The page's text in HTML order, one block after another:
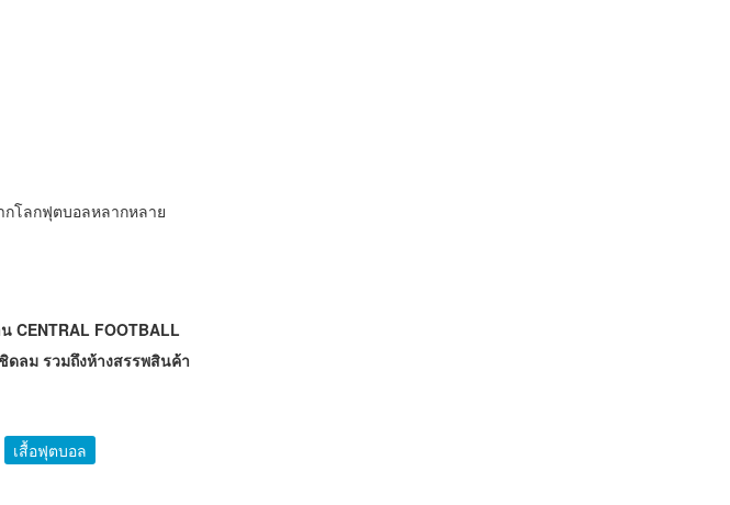
กโลกฟุตบอลหลากหลาย
FOOTBALL
ลม รวมถึงห้างสรรพสินค้า
เสื้อฟุตบอล